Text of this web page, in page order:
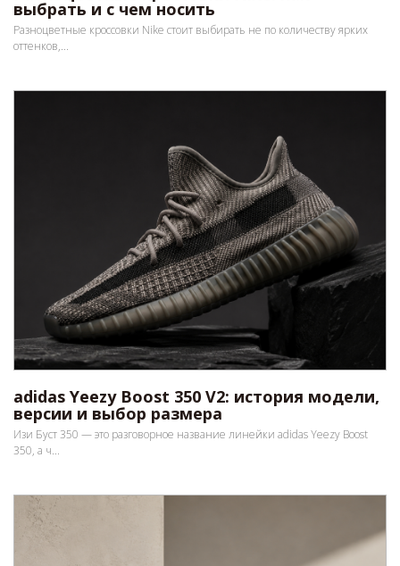
выбрать и с чем носить
Разноцветные кроссовки Nike стоит выбирать не по количеству ярких
оттенков,...
adidas Yeezy Boost 350 V2: история модели,
версии и выбор размера
Изи Буст 350 — это разговорное название линейки adidas Yeezy Boost
350, а ч...